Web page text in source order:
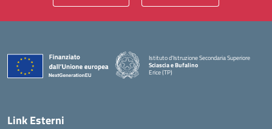
Istituto d'Istruzione Secondaria Superiore
Sciascia e Bufalino
Erice (TP)
Link Esterni